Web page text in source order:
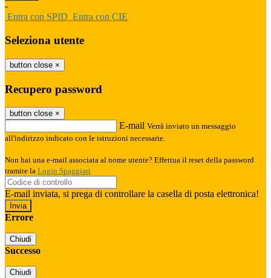
-
Entra con SPID Entra con CIE
Seleziona utente
button close ×
Recupero password
button close ×
E-mail Verrà inviato un messaggio
all'indirizzo indicato con le istruzioni necessarie.
Non hai una e-mail associata al nome utente? Effettua il reset della password
tramite la Login Spaggiari
E-mail inviata, si prega di controllare la casella di posta elettronica!
Errore
Chiudi
Successo
Chiudi